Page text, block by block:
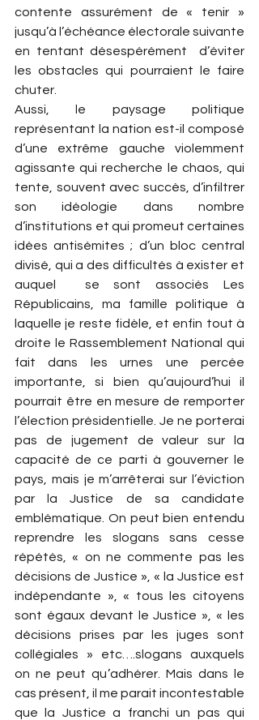
contente assurément de « tenir »
jusqu’à l’échéance électorale suivante
en tentant désespérément  d’éviter
les obstacles qui pourraient le faire
chuter.
Aussi, le paysage politique
représentant la nation est-il composé
d’une extrême gauche violemment
agissante qui recherche le chaos, qui
tente, souvent avec succès, d’infiltrer
son idéologie dans nombre
d’institutions et qui promeut certaines
idées antisémites ; d’un bloc central
divisé, qui a des difficultés à exister et
auquel  se sont associés Les
Républicains, ma famille politique à
laquelle je reste fidèle, et enfin tout à
droite le Rassemblement National qui
fait dans les urnes une percée
importante, si bien qu’aujourd’hui il
pourrait être en mesure de remporter
l’élection présidentielle. Je ne porterai
pas de jugement de valeur sur la
capacité de ce parti à gouverner le
pays, mais je m’arrêterai sur l’éviction
par la Justice de sa candidate
emblématique. On peut bien entendu
reprendre les slogans sans cesse
répétés, « on ne commente pas les
décisions de Justice », « la Justice est
indépendante », « tous les citoyens
sont égaux devant le Justice », « les
décisions prises par les juges sont
collégiales » etc….slogans auxquels
on ne peut qu’adhérer. Mais dans le
cas présent, il me parait incontestable
que la Justice a franchi un pas qui